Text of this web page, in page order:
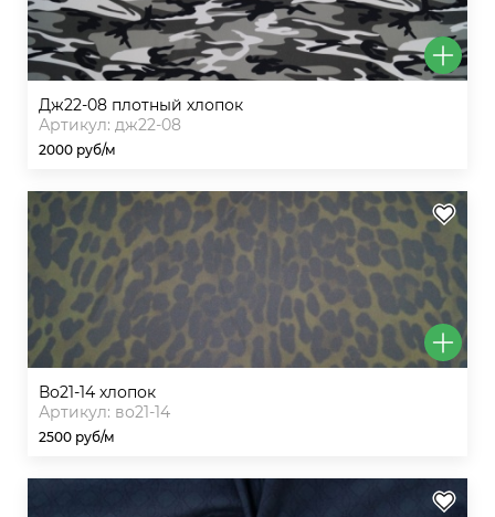
дж22-08 плотный хлопок
Артикул: дж22-08
2000 руб/м
во21-14 хлопок
Артикул: во21-14
2500 руб/м